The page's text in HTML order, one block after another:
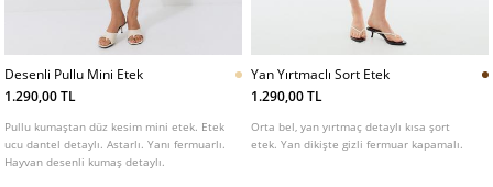
Desenli Pullu Mini Etek
1.290,00 TL
Pullu kumaştan düz kesim mini etek. Etek
ucu dantel detaylı. Astarlı. Yanı fermuarlı.
Hayvan desenli kumaş detaylı.
Yan Yırtmaclı Sort Etek
1.290,00 TL
Orta bel, yan yırtmaç detaylı kısa şort
etek. Yan dikişte gizli fermuar kapamalı.